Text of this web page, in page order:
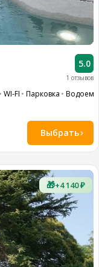
1 отзывов
5.0
WI-FI Парковка Водоем
Выбрать
🎁+4 140 ₽